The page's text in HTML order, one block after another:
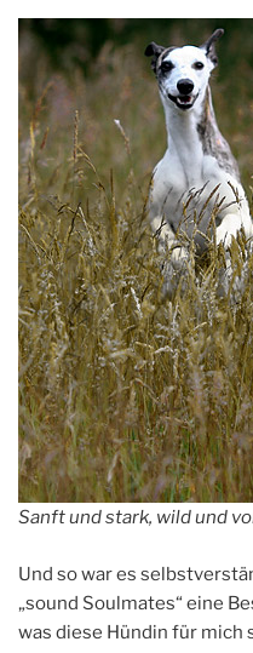
Sanft und stark, wild und
Und so war es
„sound Soulmates“ eine
was diese Hündin für mich